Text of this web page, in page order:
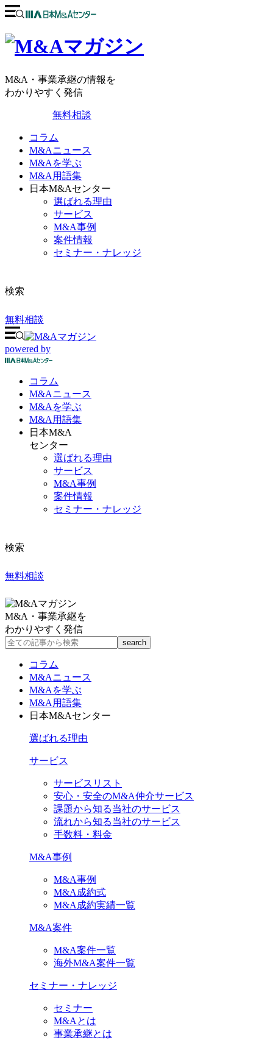
M&A・事業承継の情報を
わかりやすく発信
無料相談
コラム
M&Aニュース
M&Aを学ぶ
M&A用語集
日本M&Aセンター
選ばれる理由
サービス
M&A事例
案件情報
セミナー・ナレッジ
検索
無料相談
powered by
コラム
M&Aニュース
M&Aを学ぶ
M&A 用語集
日本M&A
センター
選ばれる理由
サービス
M&A事例
案件情報
セミナー・ナレッジ
検索
無料相談
M&A・事業承継を
わかりやすく発信
コラム
M&Aニュース
M&Aを学ぶ
M&A用語集
日本M&Aセンター
選ばれる理由
サービス
サービスリスト
安心・安全のM&A仲介サービス
課題から知る当社のサービス
流れから知る当社のサービス
手数料・料金
M&A事例
M&A事例
M&A成約式
M&A成約実績一覧
M&A案件
M&A案件一覧
海外M&A案件一覧
セミナー・ナレッジ
セミナー
M&Aとは
事業承継とは